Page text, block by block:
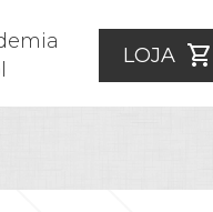
LOJA shopping_cart